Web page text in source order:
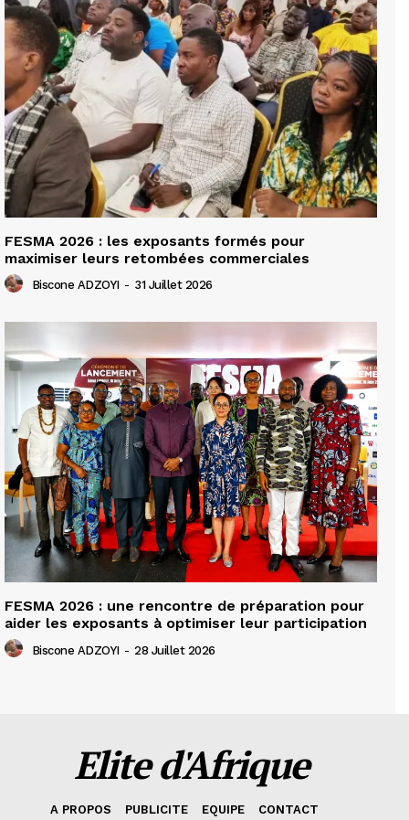
FESMA 2026 : les exposants formés pour
maximiser leurs retombées commerciales
Biscone ADZOYI - 31 Juillet 2026
FESMA 2026 : une rencontre de préparation pour
aider les exposants à optimiser leur participation
Biscone ADZOYI - 28 Juillet 2026
Elite d'Afrique
A PROPOS PUBLICITE EQUIPE
CONTACT